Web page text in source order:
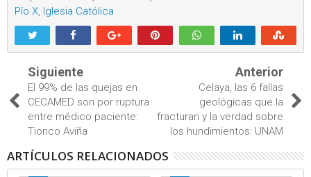
Pío X, Iglesia Católica
Siguiente
El 99% de las quejas en
CECAMED son por ruptura
entre médico paciente:
Tionco Aviña
Anterior
Celaya, las 6 fallas
geológicas que la
fracturan y la verdad sobre
los hundimientos: UNAM
ARTÍCULOS RELACIONADOS